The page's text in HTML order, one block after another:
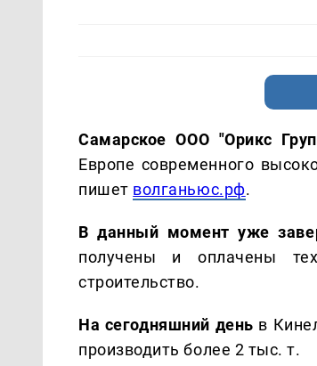
Самарское ООО "Орикс
Европе современного
пишет волганьюс.рф.
В данный момент уже
получены и оплачены
строительство.
На сегодняшний день в
производить более 2 тыс. т.